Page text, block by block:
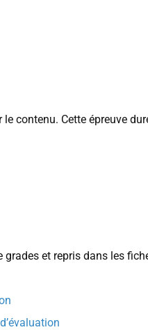
contenu. Cette épreuve
et repris dans les